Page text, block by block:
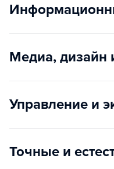
Медиа, дизайн
Управление и
Точные и